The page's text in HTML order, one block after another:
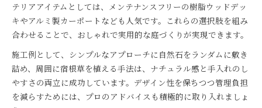
テリアアイテムとしては、メンテナンスフリーの樹脂ウッドデッ
キやアルミ製カーポートなども人気です。これらの選択肢を組み
合わせることで、おしゃれで実用的な庭づくりが実現できます。
施工例として、シンプルなアプローチに自然石をランダムに敷き
詰め、周囲に宿根草を植える手法は、ナチュラル感と手入れのし
やすさの両立に成功しています。デザイン性を保ちつつ管理負担
を減らすためには、プロのアドバイスも積極的に取り入れましょ